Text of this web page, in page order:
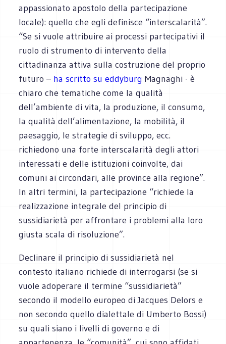
appassionato apostolo della partecipazione
locale): quello che egli definisce “interscalarità”.
“Se si vuole attribuire ai processi partecipativi il
ruolo di strumento di intervento della
cittadinanza attiva sulla costruzione del proprio
futuro – ha scritto su eddyburg Magnaghi - è
chiaro che tematiche come la qualità
dell’ambiente di vita, la produzione, il consumo,
la qualità dell’alimentazione, la mobilità, il
paesaggio, le strategie di sviluppo, ecc.
richiedono una forte interscalarità degli attori
interessati e delle istituzioni coinvolte, dai
comuni ai circondari, alle province alla regione”.
In altri termini, la partecipazione “richiede la
realizzazione integrale del principio di
sussidiarietà per affrontare i problemi alla loro
giusta scala di risoluzione”.
Declinare il principio di sussidiarietà nel
contesto italiano richiede di interrogarsi (se si
vuole adoperare il termine “sussidiarietà”
secondo il modello europeo di Jacques Delors e
non secondo quello dialettale di Umberto Bossi)
su quali siano i livelli di governo e di